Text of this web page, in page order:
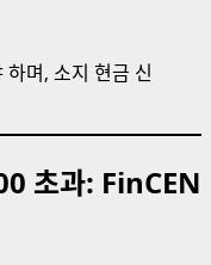
며, 소지 현금 신
초과: FinCEN